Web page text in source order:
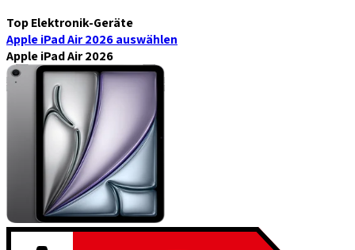
Top Elektronik-Geräte
Apple iPad Air 2026auswählen
Apple iPad Air 2026